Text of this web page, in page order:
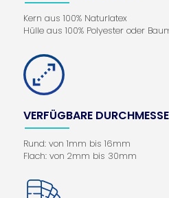
Kern aus 100% Naturlatex
Hülle aus 100% Polyester oder
VERFÜGBARE
Rund: von 1mm bis 16mm
Flach: von 2mm bis 30mm